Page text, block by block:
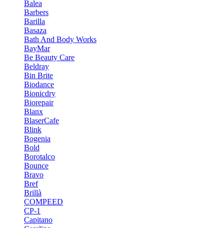
Balea
Barbers
Barilla
Basaza
Bath And Body Works
BayMar
Be Beauty Care
Beldray
Bin Brite
Biodance
Bionicdry
Biorepair
Blanx
BlaserCafe
Blink
Bogenia
Bold
Borotalco
Bounce
Bravo
Bref
Brillà
COMPEED
CP-1
Capitano